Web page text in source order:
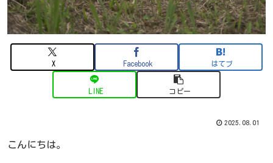
X Facebook はてブ
LINE コピー
2025.08.01
こんにちは。